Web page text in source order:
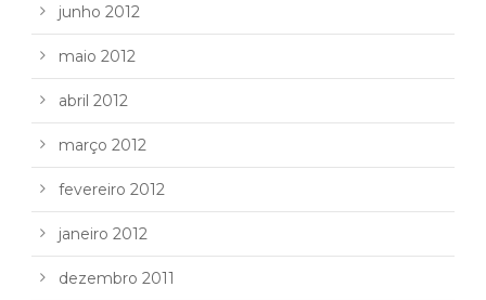
junho 2012
maio 2012
abril 2012
março 2012
fevereiro 2012
janeiro 2012
dezembro 2011